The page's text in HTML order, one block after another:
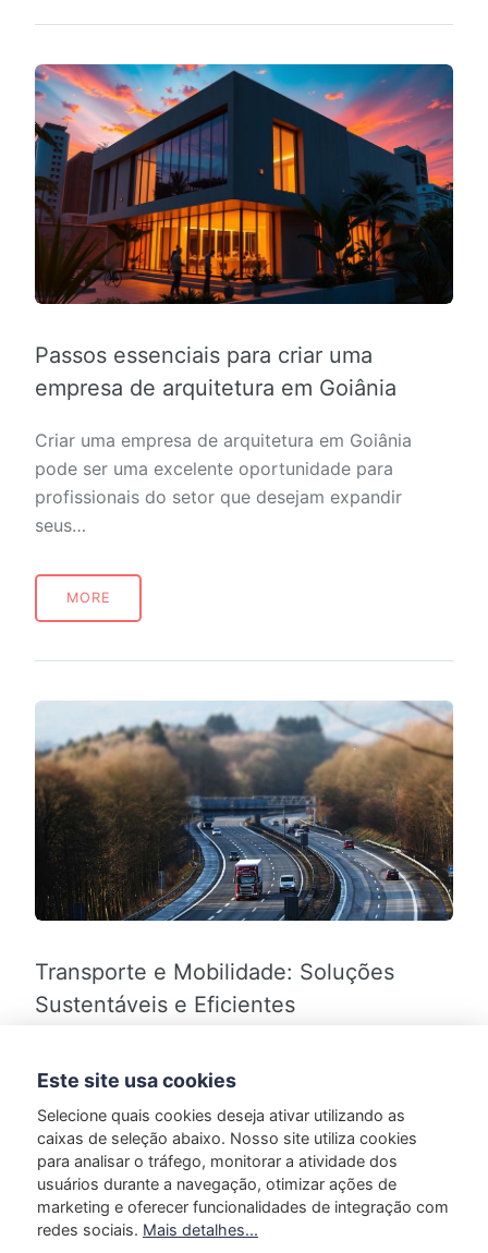
Passos essenciais para criar uma
empresa de arquitetura em Goiânia
Criar uma empresa de arquitetura em Goiânia
pode ser uma excelente oportunidade para
profissionais do setor que desejam expandir
seus…
MORE
Transporte e Mobilidade: Soluções
Sustentáveis e Eficientes
abordamos a condução e o transporte, à medida
que o foco…
MORE
Este site usa cookies
Selecione quais cookies deseja ativar utilizando as
caixas de seleção abaixo. Nosso site utiliza cookies
para analisar o tráfego, monitorar a atividade dos
usuários durante a navegação, otimizar ações de
marketing e oferecer funcionalidades de integração com
redes sociais. Mais detalhes...